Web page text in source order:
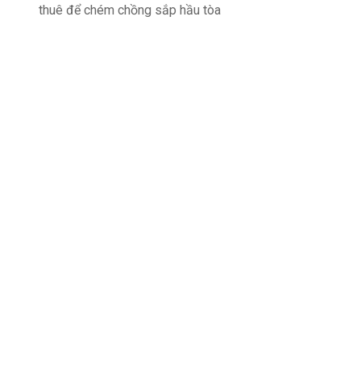
thuê để chém chồng sắp hầu tòa